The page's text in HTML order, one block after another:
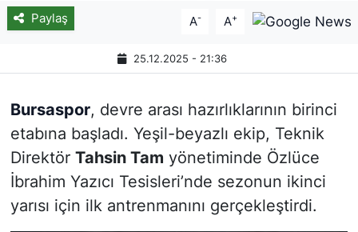
Paylaş A- A+
25.12.2025 - 21:36
Bursaspor, devre arası hazırlıklarının birinci
etabına başladı. Yeşil-beyazlı ekip, Teknik
Direktör Tahsin Tam yönetiminde Özlüce
İbrahim Yazıcı Tesisleri’nde sezonun ikinci
yarısı için ilk antrenmanını gerçekleştirdi.